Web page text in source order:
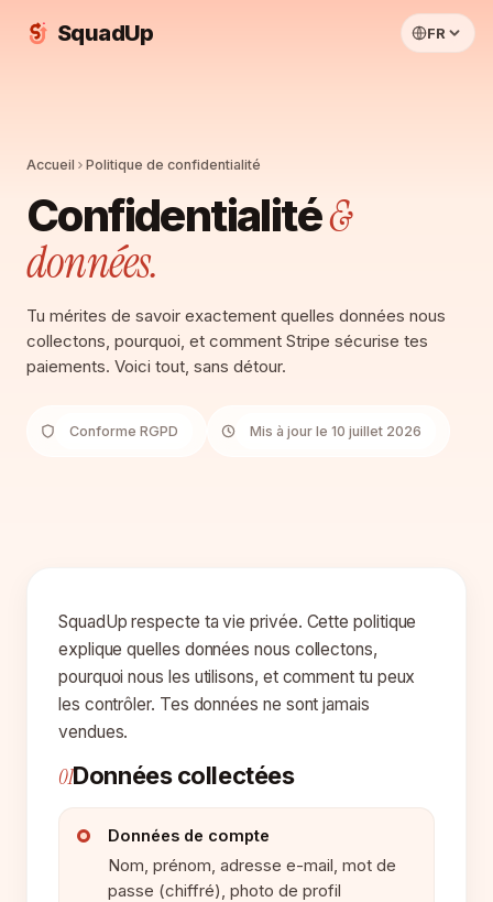
SquadUp FR
Accueil Politique de confidentialité
Confidentialité&
données.
Tu mérites de savoir exactement quelles données nous
collectons, pourquoi, et comment Stripe sécurise tes
paiements. Voici tout, sans détour.
Conforme RGPD Mis à jour le 10 juillet 2026
SquadUp respecte ta vie privée. Cette politique
explique quelles données nous collectons,
pourquoi nous les utilisons, et comment tu peux
les contrôler. Tes données ne sont jamais
vendues.
01Données collectées
Données de compte
Nom, prénom, adresse e-mail, mot de
passe (chiffré), photo de profil